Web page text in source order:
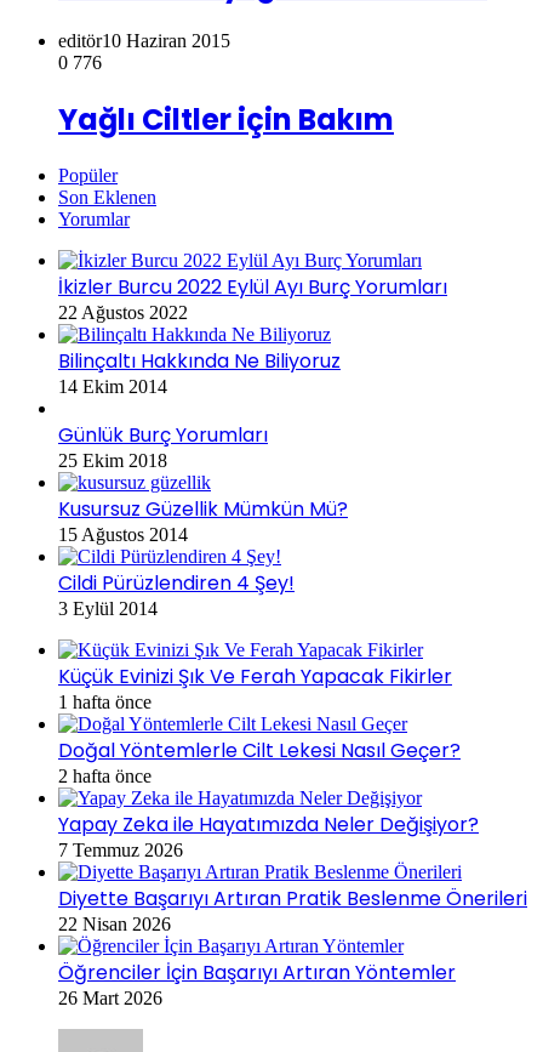
editör10 Haziran 2015
0 776
Yağlı Ciltler için Bakım
Popüler
Son Eklenen
Yorumlar
İkizler Burcu 2022 Eylül Ayı Burç Yorumları
22 Ağustos 2022
Bilinçaltı Hakkında Ne Biliyoruz
14 Ekim 2014
Günlük Burç Yorumları
25 Ekim 2018
Kusursuz Güzellik Mümkün Mü?
15 Ağustos 2014
Cildi Pürüzlendiren 4 Şey!
3 Eylül 2014
Küçük Evinizi Şık Ve Ferah Yapacak Fikirler
1 hafta önce
Doğal Yöntemlerle Cilt Lekesi Nasıl Geçer?
2 hafta önce
Yapay Zeka ile Hayatımızda Neler Değişiyor?
7 Temmuz 2026
Diyette Başarıyı Artıran Pratik Beslenme Önerileri
22 Nisan 2026
Öğrenciler İçin Başarıyı Artıran Yöntemler
26 Mart 2026